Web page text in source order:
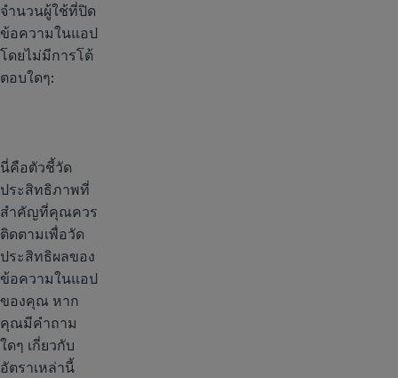
จำนวนผู้ใช้ที่ปิด
ข้อความในแอป
โดยไม่มีการโต้
ตอบใดๆ:
นี่คือตัวชี้วัด
ประสิทธิภาพที่
สำคัญที่คุณควร
ติดตามเพื่อวัด
ประสิทธิผลของ
ข้อความในแอป
ของคุณ หาก
คุณมีคำถาม
ใดๆ เกี่ยวกับ
อัตราเหล่านี้